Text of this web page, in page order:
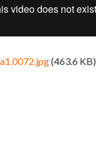
(463.6 KB)